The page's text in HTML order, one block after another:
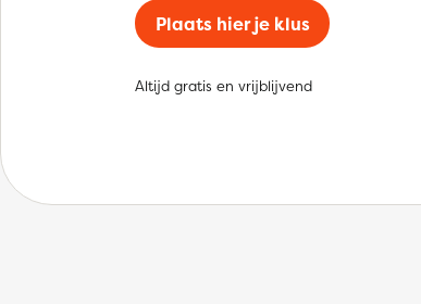
Plaats hier je klus
Altijd gratis en vrijblijvend